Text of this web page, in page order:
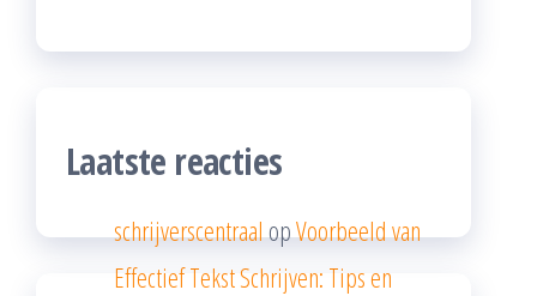
Laatste reacties
schrijverscentraalopVoorbeeld van
Effectief Tekst Schrijven: Tips en